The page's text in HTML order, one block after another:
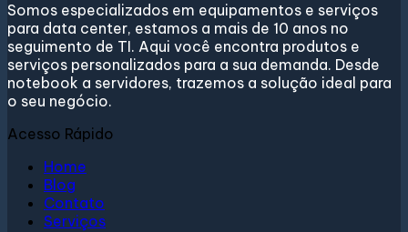
Somos especializados em equipamentos e serviços
para data center, estamos a mais de 10 anos no
seguimento de TI. Aqui você encontra produtos e
serviços personalizados para a sua demanda. Desde
notebook a servidores, trazemos a solução ideal para
o seu negócio.
Acesso Rápido
Home
Blog
Contato
Serviços